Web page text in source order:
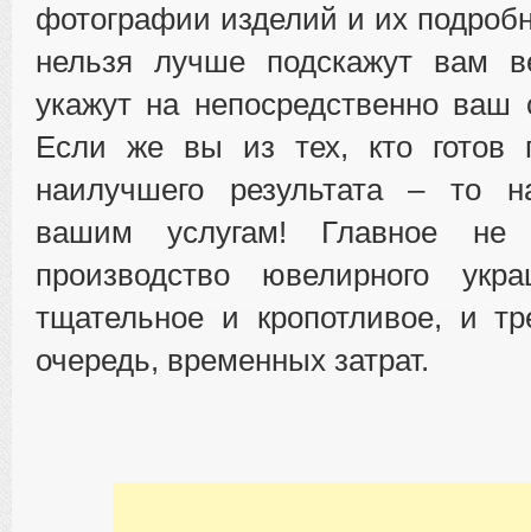
фотографии изделий и их
нельзя лучше подскажут вам
укажут на непосредственно ваш
Если же вы из тех, кто готов
наилучшего результата – то
вашим услугам! Главное не
производство ювелирного
тщательное и кропотливое, и
очередь, временных затрат.